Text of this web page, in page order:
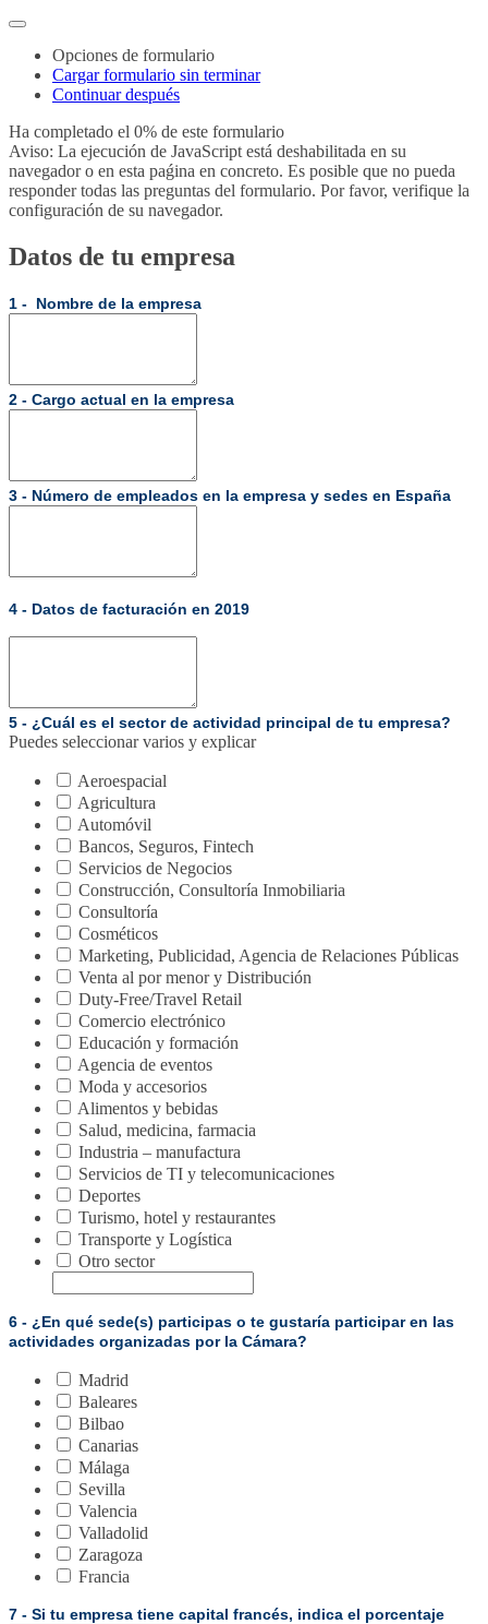
Opciones de formulario
Cargar formulario sin terminar
Continuar después
Ha completado el 0% de este formulario
Aviso: La ejecución de JavaScript está deshabilitada en su
navegador o en esta paǵina en concreto. Es posible que no pueda
responder todas las preguntas del formulario. Por favor, verifique la
configuración de su navegador.
Datos de tu empresa
1 - Nombre de la empresa
2 - Cargo actual en la empresa
3 - Número de empleados en la empresa y sedes en España
4 - Datos de facturación en 2019
5 - ¿Cuál es el sector de actividad principal de tu empresa?
Puedes seleccionar varios y explicar
Aeroespacial
Agricultura
Automóvil
Bancos, Seguros, Fintech
Servicios de Negocios
Construcción, Consultoría Inmobiliaria
Consultoría
Cosméticos
Marketing, Publicidad, Agencia de Relaciones Públicas
Venta al por menor y Distribución
Duty-Free/Travel Retail
Comercio electrónico
Educación y formación
Agencia de eventos
Moda y accesorios
Alimentos y bebidas
Salud, medicina, farmacia
Industria – manufactura
Servicios de TI y telecomunicaciones
Deportes
Turismo, hotel y restaurantes
Transporte y Logística
Otro sector
6 - ¿En qué sede(s) participas o te gustaría participar en las
actividades organizadas por la Cámara?
Madrid
Baleares
Bilbao
Canarias
Málaga
Sevilla
Valencia
Valladolid
Zaragoza
Francia
7 - Si tu empresa tiene capital francés, indica el porcentaje